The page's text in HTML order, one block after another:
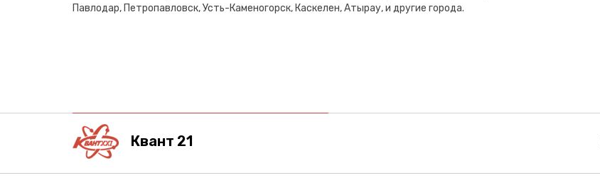
Павлодар, Петропавловск, Усть-Каменогорск, Каскелен, Атырау, и другие города.
Квант 21